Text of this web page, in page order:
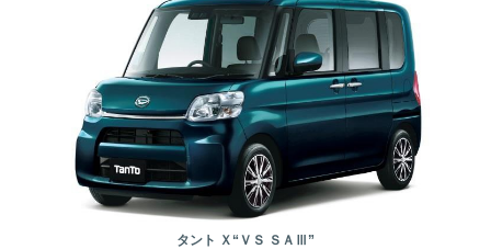
タント Ｘ“ＶＳ ＳＡⅢ”